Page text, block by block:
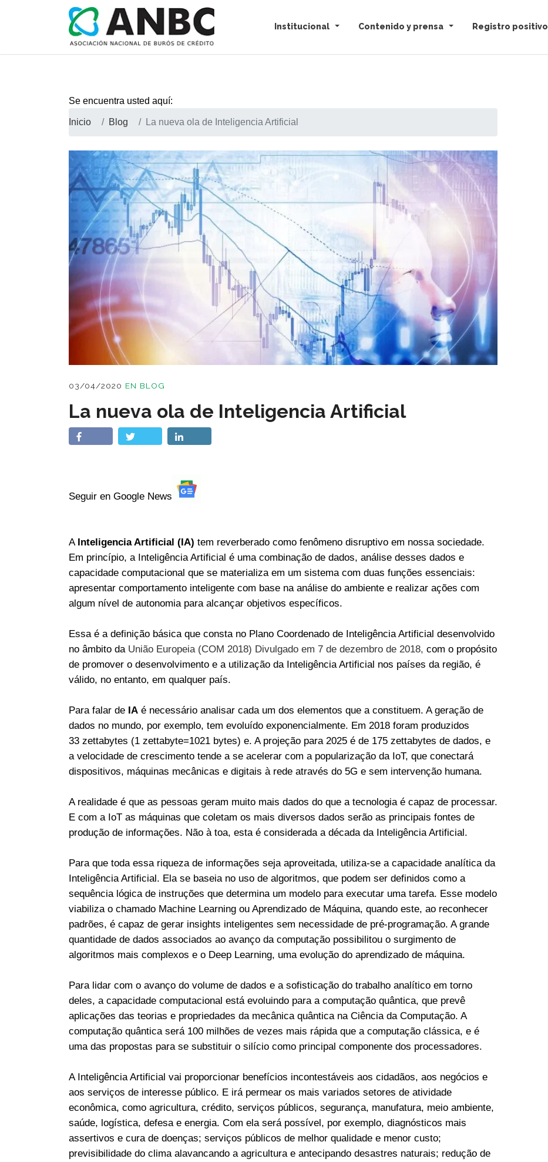
Institucional Contenido y prensa Registro positivo
Se encuentra usted aquí:
Inicio Blog La nueva ola de Inteligencia Artificial
03/04/2020 EN BLOG
La nueva ola de Inteligencia Artificial
Seguir en Google News
A Inteligencia Artificial (IA) tem reverberado como fenômeno disruptivo em nossa sociedade.
Em princípio, a Inteligência Artificial é uma combinação de dados, análise desses dados e
capacidade computacional que se materializa em um sistema com duas funções essenciais:
apresentar comportamento inteligente com base na análise do ambiente e realizar ações com
algum nível de autonomia para alcançar objetivos específicos.
Essa é a definição básica que consta no Plano Coordenado de Inteligência Artificial desenvolvido
no âmbito da União Europeia (COM 2018) Divulgado em 7 de dezembro de 2018, com o propósito
de promover o desenvolvimento e a utilização da Inteligência Artificial nos países da região, é
válido, no entanto, em qualquer país.
Para falar de IA é necessário analisar cada um dos elementos que a constituem. A geração de
dados no mundo, por exemplo, tem evoluído exponencialmente. Em 2018 foram produzidos
33 zettabytes (1 zettabyte=1021 bytes) e. A projeção para 2025 é de 175 zettabytes de dados, e
a velocidade de crescimento tende a se acelerar com a popularização da IoT, que conectará
dispositivos, máquinas mecânicas e digitais à rede através do 5G e sem intervenção humana.
A realidade é que as pessoas geram muito mais dados do que a tecnologia é capaz de processar.
E com a IoT as máquinas que coletam os mais diversos dados serão as principais fontes de
produção de informações. Não à toa, esta é considerada a década da Inteligência Artificial.
Para que toda essa riqueza de informações seja aproveitada, utiliza-se a capacidade analítica da
Inteligência Artificial. Ela se baseia no uso de algoritmos, que podem ser definidos como a
sequência lógica de instruções que determina um modelo para executar uma tarefa. Esse modelo
viabiliza o chamado Machine Learning ou Aprendizado de Máquina, quando este, ao reconhecer
padrões, é capaz de gerar insights inteligentes sem necessidade de pré-programação. A grande
quantidade de dados associados ao avanço da computação possibilitou o surgimento de
algoritmos mais complexos e o Deep Learning, uma evolução do aprendizado de máquina.
Para lidar com o avanço do volume de dados e a sofisticação do trabalho analítico em torno
deles, a capacidade computacional está evoluindo para a computação quântica, que prevê
aplicações das teorias e propriedades da mecânica quântica na Ciência da Computação. A
computação quântica será 100 milhões de vezes mais rápida que a computação clássica, e é
uma das propostas para se substituir o silício como principal componente dos processadores.
A Inteligência Artificial vai proporcionar benefícios incontestáveis aos cidadãos, aos negócios e
aos serviços de interesse público. E irá permear os mais variados setores de atividade
econômica, como agricultura, crédito, serviços públicos, segurança, manufatura, meio ambiente,
saúde, logística, defesa e energia. Com ela será possível, por exemplo, diagnósticos mais
assertivos e cura de doenças; serviços públicos de melhor qualidade e menor custo;
previsibilidade do clima alavancando a agricultura e antecipando desastres naturais; redução de